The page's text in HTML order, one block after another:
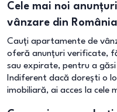
Cele mai noi
vânzare din România
Cauți apartamente de
oferă anunțuri verificate,
sau expirate, pentru a
Indiferent dacă dorești o
imobiliară, ai acces la cele